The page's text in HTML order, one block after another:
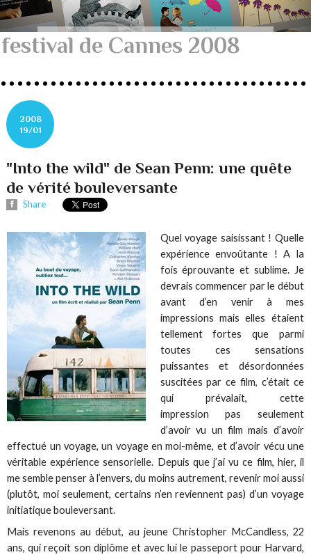
festival de Cannes 2008
2008
19/01
"Into the wild" de Sean Penn: une quête
de vérité bouleversante
Share
Quel voyage saisissant ! Quelle
expérience envoûtante ! A la
fois éprouvante et sublime. Je
devrais commencer par le début
avant d’en venir à mes
impressions mais elles étaient
tellement fortes que parmi
toutes ces sensations
puissantes et désordonnées
suscitées par ce film, c’était ce
qui prévalait, cette
impression pas seulement
d’avoir vu un film mais d’avoir
effectué un voyage, un voyage en moi-même, et d’avoir vécu une
véritable expérience sensorielle. Depuis que j’ai vu ce film, hier, il
me semble penser à l’envers, du moins autrement, revenir moi aussi
(plutôt, moi seulement, certains n’en reviennent pas) d’un voyage
initiatique bouleversant.
Mais revenons au début, au jeune Christopher McCandless, 22
ans, qui reçoit son diplôme et avec lui le passeport pour Harvard,